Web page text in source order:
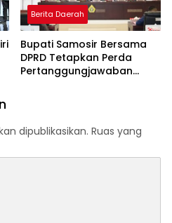
Berita Daerah
Bupati Samosir Bersama
DPRD Tetapkan Perda
Pertanggungjawaban
Sampah Disetujui
dipublikasikan. Ruas yang